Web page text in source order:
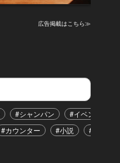
広告掲載はこちら≫
#シャンパン #イベント
#カウンター #小説 #恋愛